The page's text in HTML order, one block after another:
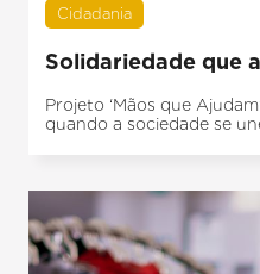
Cidadania
Solidariedade que
Projeto ‘Mãos que
quando a sociedade se